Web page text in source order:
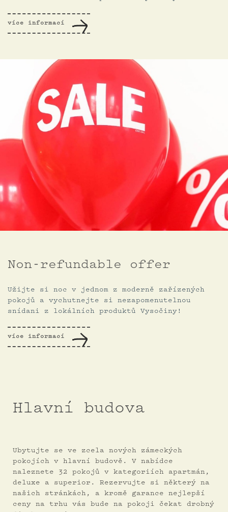
více informací
Non-refundable offer
Užijte si noc v jednom z moderně zařízených
pokojů a vychutnejte si nezapomenutelnou
snídani z lokálních produktů Vysočiny!
více informací
Hlavní budova
Ubytujte se ve zcela nových zámeckých
pokojích v hlavní budově. V nabídce
naleznete 32 pokojů v kategoriích apartmán,
deluxe a superior. Rezervujte si některý na
našich stránkách, a kromě garance nejlepší
ceny na trhu vás bude na pokoji čekat drobný